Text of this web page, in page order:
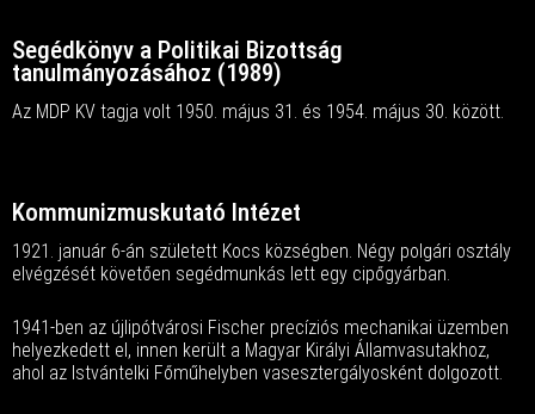
Segédkönyv a Politikai Bizottság
tanulmányozásához (1989)
Az MDP KV tagja volt 1950. május 31. és 1954. május 30. között.
Kommunizmuskutató Intézet
1921. január 6-án született Kocs községben. Négy polgári osztály
elvégzését követően segédmunkás lett egy cipőgyárban.
1941-ben az újlipótvárosi Fischer precíziós mechanikai üzemben
helyezkedett el, innen került a Magyar Királyi Államvasutakhoz,
ahol az Istvántelki Főműhelyben vasesztergályosként dolgozott.